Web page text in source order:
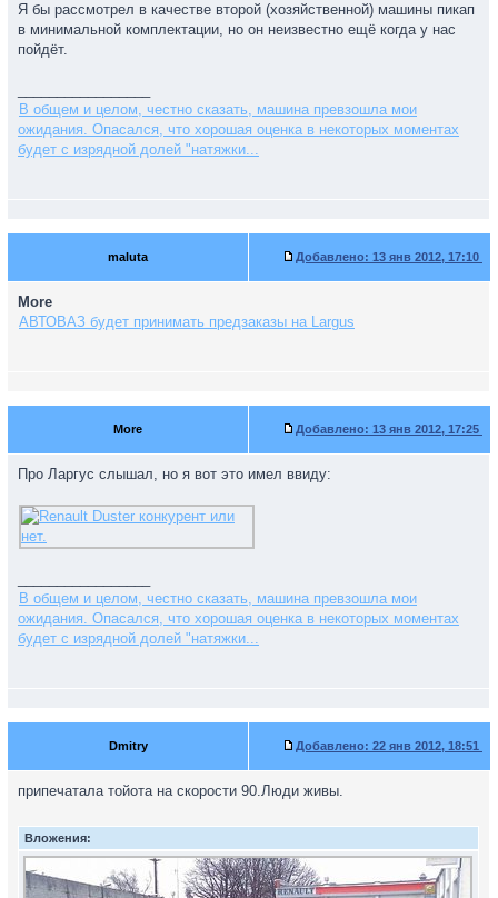
Я бы рассмотрел в качестве второй (хозяйственной) машины пикап
в минимальной комплектации, но он неизвестно ещё когда у нас
пойдёт.
В общем и целом, честно сказать, машина превзошла мои
ожидания. Опасался, что хорошая оценка в некоторых моментах
будет с изрядной долей "натяжки...
maluta Добавлено: 13 янв 2012, 17:10
More
АВТОВАЗ будет принимать предзаказы на Largus
More Добавлено: 13 янв 2012, 17:25
Про Ларгус слышал, но я вот это имел ввиду:
В общем и целом, честно сказать, машина превзошла мои
ожидания. Опасался, что хорошая оценка в некоторых моментах
будет с изрядной долей "натяжки...
Dmitry Добавлено: 22 янв 2012, 18:51
припечатала тойота на скорости 90.Люди живы.
Вложения: